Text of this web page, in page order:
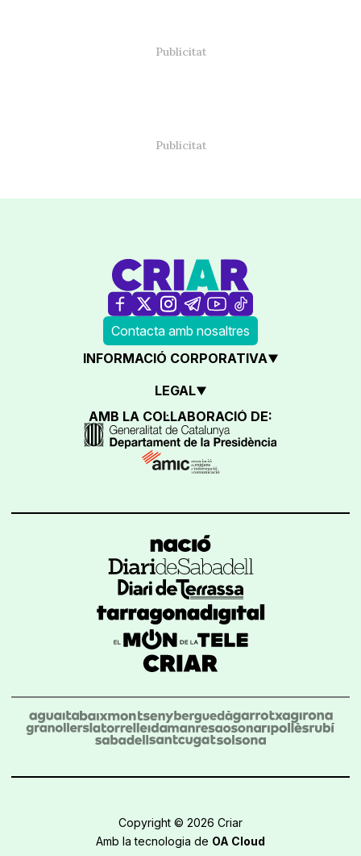
Contacta amb nosaltres
INFORMACIÓ CORPORATIVA
LEGAL
AMB LA COL·LABORACIÓ DE:
Copyright © 2026 Criar
Amb la tecnologia de OA Cloud